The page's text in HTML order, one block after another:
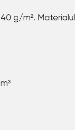
g/m².